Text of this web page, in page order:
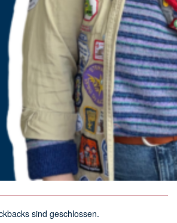
sind geschlossen.